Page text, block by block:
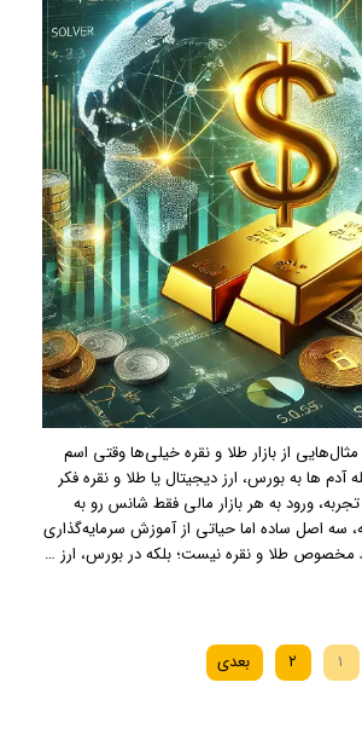
از بازار طلا و نقره خیلی‌ها وقتی اسم
آدم ها به بورس، ارز دیجیتال یا طلا و نقره فکر
ورود به هر بازار مالی فقط شانس رو به
سه اصل ساده اما حیاتی از آموزش سرمایه‌گذاری
مخصوص طلا و نقره نیست؛ بلکه در بورس، ارز …
۱ ۲ بعدی